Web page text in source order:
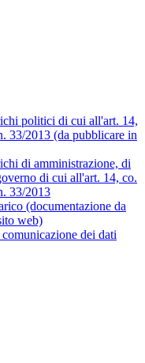
politici di cui all'art. 14,
33/2013 (da pubblicare in
di amministrazione, di
di cui all'art. 14, co.
33/2013
(documentazione da
web)
dei dati